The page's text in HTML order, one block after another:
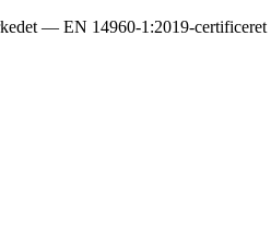
— EN 14960-1:2019-certificeret